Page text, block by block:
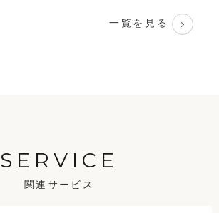
一覧を見る
SERVICE
関連サービス